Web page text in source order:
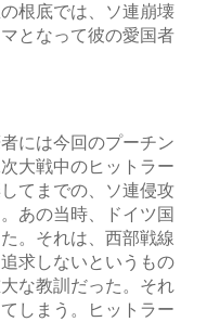
根底では、ソ連崩壊
となって彼の愛国者
には今回のプーチン
大戦中のヒットラー
てまでの、ソ連侵攻
あの当時、ドイツ国
。それは、西部戦線
求しないというもの
な教訓だった。それ
しまう。ヒットラー